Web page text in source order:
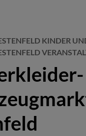
KINDER